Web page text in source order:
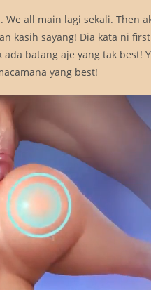
all main lagi sekali. Then
kasih sayang! Dia kata ni
batang aje yang tak best!
yang best!